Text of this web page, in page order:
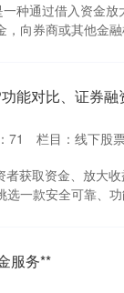
种通过借入资金
向券商或其他金
能对比、证券融
71 栏目： 线下股
获取资金、放大
一款安全可靠、
服务**